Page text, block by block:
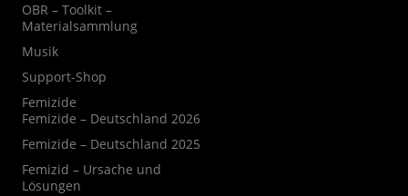
OBR – Toolkit –
Materialsammlung
Musik
Support-Shop
Femizide
Femizide – Deutschland 2026
Femizide – Deutschland 2025
Femizid – Ursache und
Lösungen